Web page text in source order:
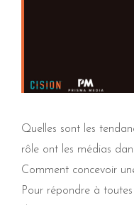
Quelles sont les
rôle ont les médias
Comment concevoir
Pour répondre à toutes